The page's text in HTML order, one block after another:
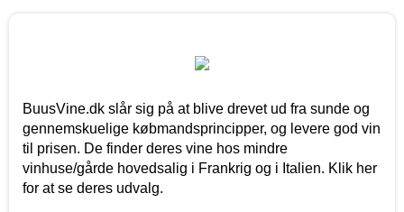
BuusVine.dk slår sig på at blive drevet ud fra sunde og
gennemskuelige købmandsprincipper, og levere god vin
til prisen. De finder deres vine hos mindre
vinhuse/gårde hovedsalig i Frankrig og i Italien. Klik her
for at se deres udvalg.